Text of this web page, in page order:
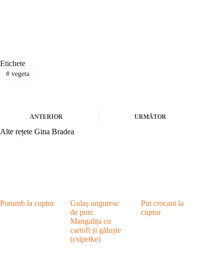
Etichete
#vegeta
ANTERIOR URMĂTOR
Alte rețete Gina Bradea
Porumb la cuptor
Gulaș unguresc
de porc
Mangalița cu
cartofi și găluște
(csipetke)
Pui crocant la
cuptor